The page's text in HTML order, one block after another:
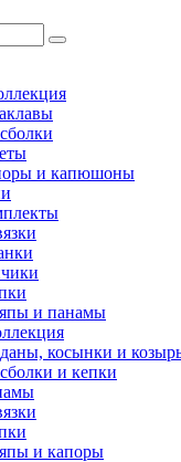
и капюшоны
и панамы
косынки и
и кепки
и капоры